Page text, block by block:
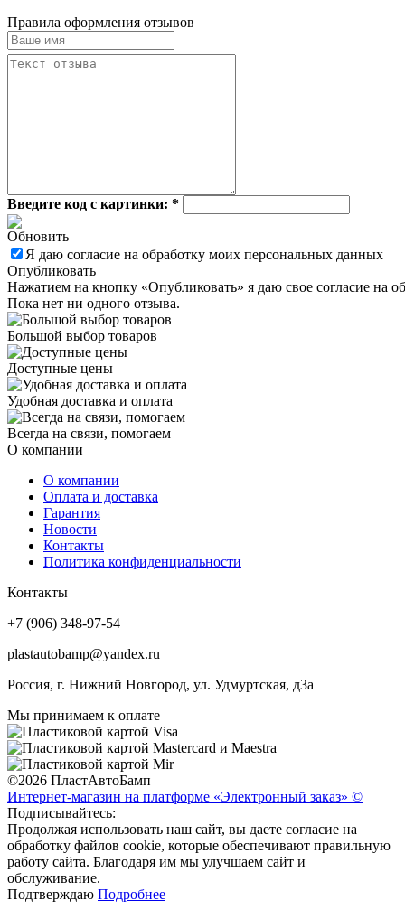
Правила оформления отзывов
Введите код с картинки: *
Обновить
Я даю согласие на обработку моих персональных данных
Опубликовать
Нажатием на кнопку «Опубликовать» я даю свое согласие на
Пока нет ни одного отзыва.
Большой выбор товаров
Доступные цены
Удобная доставка и оплата
Всегда на связи, помогаем
О компании
О компании
Оплата и доставка
Гарантия
Новости
Контакты
Политика конфиденциальности
Контакты
+7 (906) 348-97-54
plastautobamp@yandex.ru
Россия, г. Нижний Новгород, ул. Удмуртская, д3а
Мы принимаем к оплате
©2026 ПластАвтоБамп
Интернет-магазин на платформе «Электронный заказ» ©
Подписывайтесь:
Продолжая использовать наш сайт, вы даете согласие на
обработку файлов cookie, которые обеспечивают правильную
работу сайта. Благодаря им мы улучшаем сайт и
обслуживание.
Подтверждаю Подробнее